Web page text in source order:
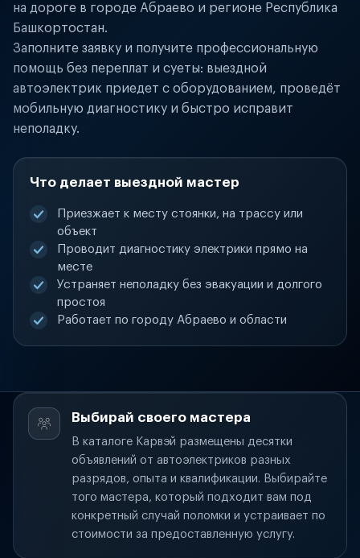
на дороге в городе Абраево и регионе Республика
Башкортостан.
Заполните заявку и получите профессиональную
помощь без переплат и суеты: выездной
автоэлектрик приедет с оборудованием, проведёт
мобильную диагностику и быстро исправит
неполадку.
Что делает выездной мастер
Приезжает к месту стоянки, на трассу или
объект
Проводит диагностику электрики прямо на
месте
Устраняет неполадку без эвакуации и долгого
простоя
Работает по городу Абраево и области
Выбирай своего мастера
В каталоге Карвэй размещены десятки
объявлений от автоэлектриков разных
разрядов, опыта и квалификации. Выбирайте
того мастера, который подходит вам под
конкретный случай поломки и устраивает по
стоимости за предоставленную услугу.